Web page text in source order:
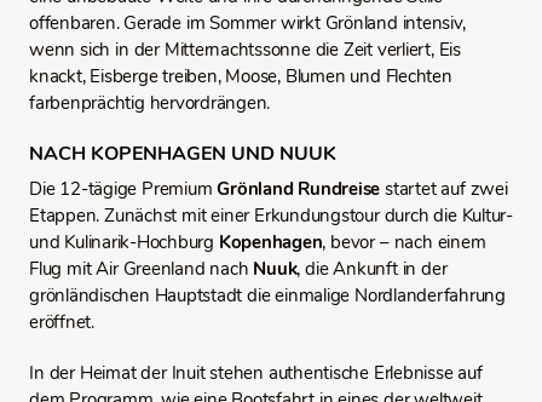
offenbaren. Gerade im Sommer wirkt Grönland intensiv,
wenn sich in der Mitternachtssonne die Zeit verliert, Eis
knackt, Eisberge treiben, Moose, Blumen und Flechten
farbenprächtig hervordrängen.
NACH KOPENHAGEN UND NUUK
Die 12-tägige PremiumGrönland Rundreise startet auf zwei
Etappen. Zunächst mit einer Erkundungstour durch die Kultur-
und Kulinarik-Hochburg Kopenhagen, bevor – nach einem
Flug mit Air Greenland nach Nuuk, die Ankunft in der
grönländischen Hauptstadt die einmalige Nordlanderfahrung
eröffnet.
In der Heimat der Inuit stehen authentische Erlebnisse auf